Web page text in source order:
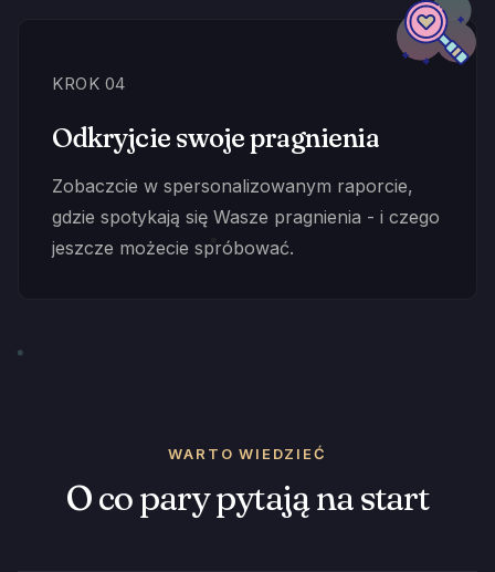
KROK 04
Odkryjcie swoje pragnienia
Zobaczcie w spersonalizowanym raporcie,
gdzie spotykają się Wasze pragnienia - i czego
jeszcze możecie spróbować.
WARTO WIEDZIEĆ
O co pary pytają na start